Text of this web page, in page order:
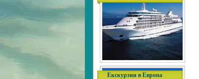
Екскурзии в Европа